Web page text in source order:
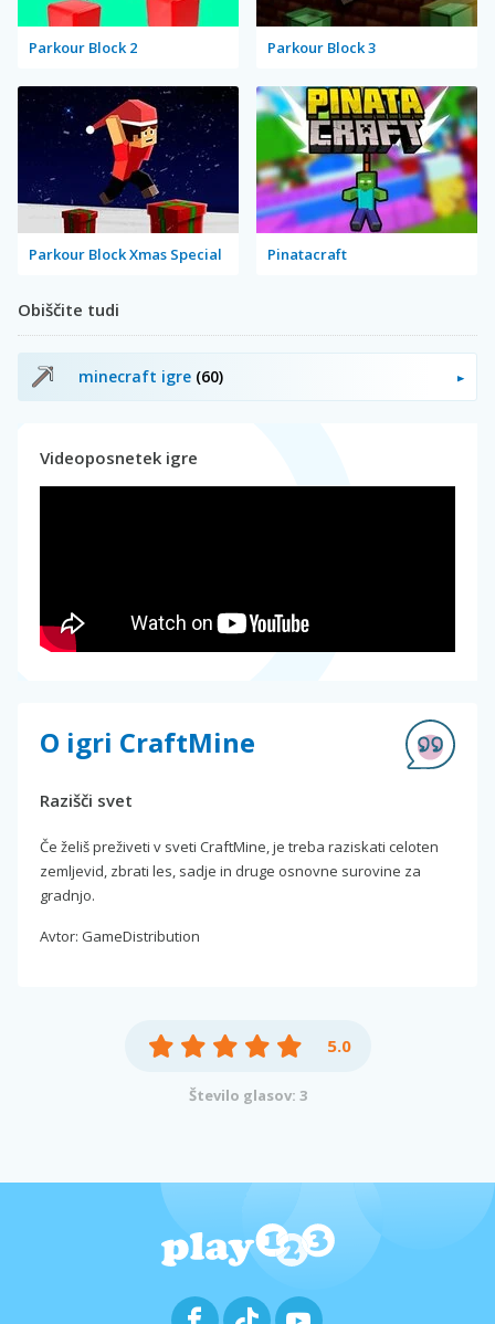
Parkour Block 2 Parkour Block 3
Parkour Block Xmas Special Pinatacraft
Obiščite tudi
minecraft igre (60)
Videoposnetek igre
O igri CraftMine
Razišči svet
Če želiš preživeti v sveti CraftMine, je treba raziskati celoten
zemljevid, zbrati les, sadje in druge osnovne surovine za
gradnjo.
Avtor: GameDistribution
5.0
Število glasov: 3